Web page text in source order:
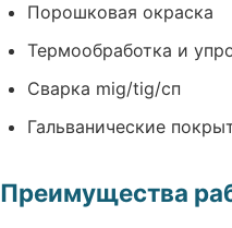
Порошковая окраска
Термообработка и
Сварка mig/tig/сп
Гальванические
Преимущества